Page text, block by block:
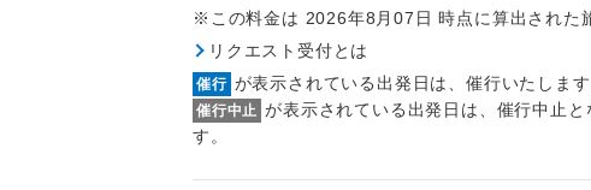
※この料金は 2026年8月07日 時点に算出された
リクエスト受付とは
催行 が表示されている出発日は、催行いたします
催行中止 が表示されている出発日は、催行中止
す。
1名様催行
2名様催行
1名様1室同代金